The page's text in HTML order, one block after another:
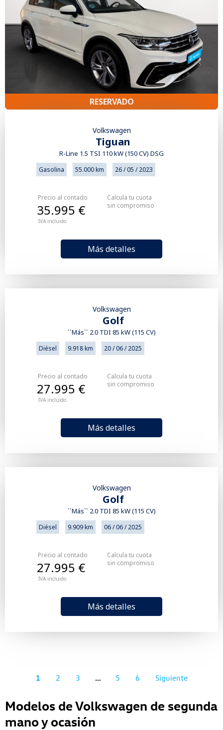
RESERVADO
Volkswagen
Tiguan
R-Line 1.5 TSI 110 kW (150 CV) DSG
Gasolina 55.000 km 26 / 05 / 2023
Precio al contado
IVA incluido
35.995 €
Más detalles
Calcula tu cuota
sin compromiso
Volkswagen
Golf
``Más`` 2.0 TDI 85 kW (115 CV)
Diésel 9.918 km 20 / 06 / 2025
Precio al contado
IVA incluido
27.995 €
Más detalles
Calcula tu cuota
sin compromiso
Volkswagen
Golf
``Más`` 2.0 TDI 85 kW (115 CV)
Diésel 9.909 km 06 / 06 / 2025
Precio al contado
IVA incluido
27.995 €
Más detalles
Calcula tu cuota
sin compromiso
1 2 3 … 5 6 Siguiente
Modelos de Volkswagen de segunda
mano y ocasión